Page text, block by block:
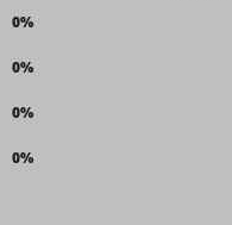
0%
0%
0%
0%